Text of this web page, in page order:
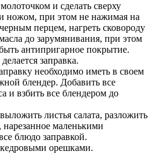
и сделать сверху
ножом, при этом не нажимая на
перцем, нагреть сковороду
до зарумянивания, при этом
антипригарное покрытие.
заправка.
необходимо иметь в своем
блендер. Добавить все
и взбить все блендером до
листья салата, разложить
маленькими
блюдо заправкой.
орешками.